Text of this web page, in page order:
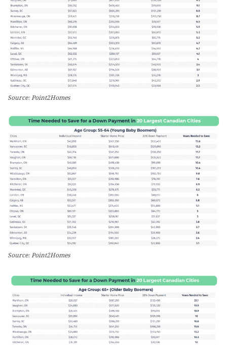
Source: Point2Homes
Source: Point2Homes